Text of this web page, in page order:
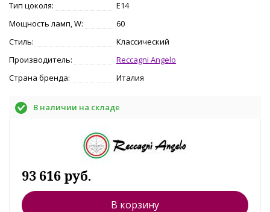
Тип цоколя:
E14
Мощность ламп, W:
60
Стиль:
Классический
Производитель:
Reccagni Angelo
Страна бренда:
Италия
В наличии на складе
93 616 руб.
В корзину